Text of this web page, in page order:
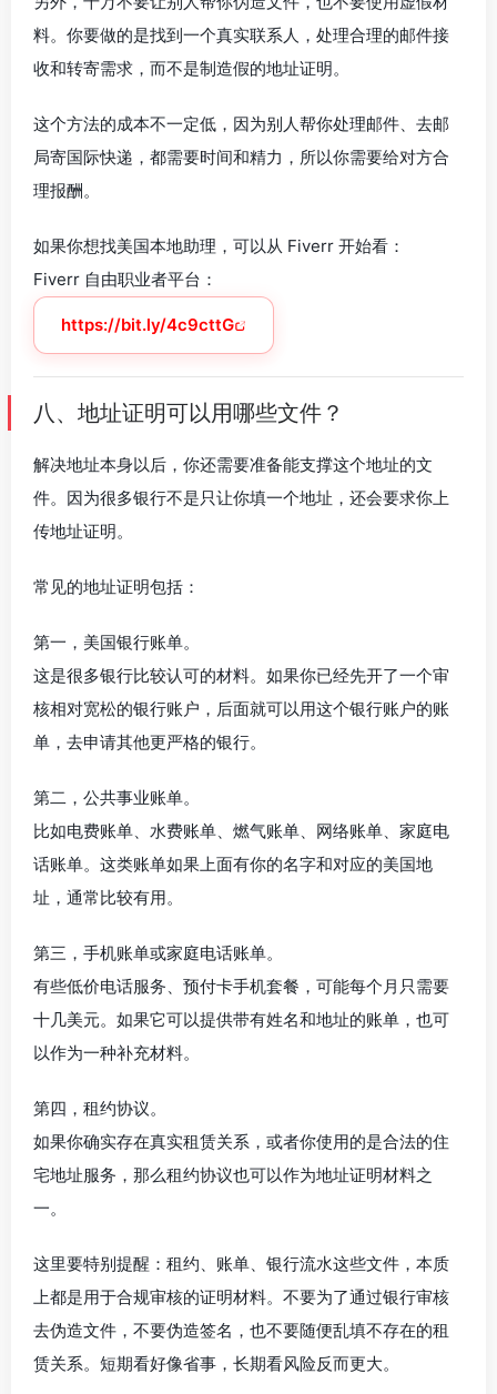
料。你要做的是找到一个真实联系人，处理合理的邮件接
收和转寄需求，而不是制造假的地址证明。
这个方法的成本不一定低，因为别人帮你处理邮件、去邮
局寄国际快递，都需要时间和精力，所以你需要给对方合
理报酬。
如果你想找美国本地助理，可以从 Fiverr 开始看：
Fiverr 自由职业者平台：
https://bit.ly/4c9cttG
八、地址证明可以用哪些文件？
解决地址本身以后，你还需要准备能支撑这个地址的文
件。因为很多银行不是只让你填一个地址，还会要求你上
传地址证明。
常见的地址证明包括：
第一，美国银行账单。
这是很多银行比较认可的材料。如果你已经先开了一个审
核相对宽松的银行账户，后面就可以用这个银行账户的账
单，去申请其他更严格的银行。
第二，公共事业账单。
比如电费账单、水费账单、燃气账单、网络账单、家庭电
话账单。这类账单如果上面有你的名字和对应的美国地
址，通常比较有用。
第三，手机账单或家庭电话账单。
有些低价电话服务、预付卡手机套餐，可能每个月只需要
十几美元。如果它可以提供带有姓名和地址的账单，也可
以作为一种补充材料。
第四，租约协议。
如果你确实存在真实租赁关系，或者你使用的是合法的住
宅地址服务，那么租约协议也可以作为地址证明材料之
一。
这里要特别提醒：租约、账单、银行流水这些文件，本质
上都是用于合规审核的证明材料。不要为了通过银行审核
去伪造文件，不要伪造签名，也不要随便乱填不存在的租
赁关系。短期看好像省事，长期看风险反而更大。